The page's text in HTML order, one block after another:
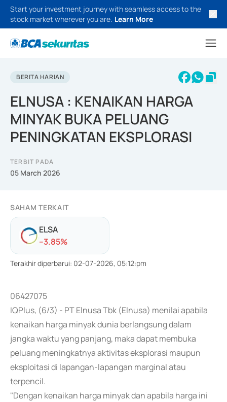
Start your investment journey with seamless access to the
stock market wherever you are. Learn More
BERITA HARIAN
ELNUSA : KENAIKAN HARGA
MINYAK BUKA PELUANG
PENINGKATAN EKSPLORASI
TERBIT PADA
05 March 2026
SAHAM TERKAIT
ELSA
--3.85%
Terakhir diperbarui: 02-07-2026, 05:12:pm
06427075
IQPlus, (6/3) - PT Elnusa Tbk (Elnusa) menilai apabila
kenaikan harga minyak dunia berlangsung dalam
jangka waktu yang panjang, maka dapat membuka
peluang meningkatnya aktivitas eksplorasi maupun
eksploitasi di lapangan-lapangan marginal atau
terpencil.
"Dengan kenaikan harga minyak dan apabila harga ini